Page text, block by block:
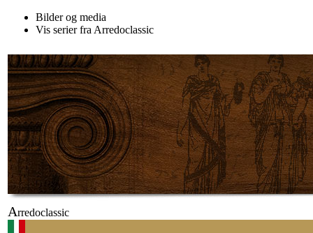
Bilder og media
Vis serier fra Arredoclassic
Arredoclassic